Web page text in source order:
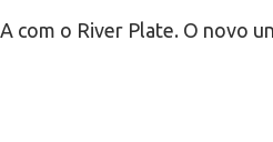
com o River Plate. O novo